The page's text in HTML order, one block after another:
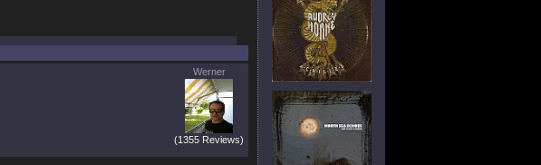
Werner
(1355 Reviews)